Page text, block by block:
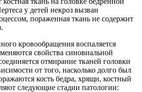
у детей некроз вызван
пораженная ткань не содержит
кровообращения воспаляется
свойства синовиальной
отмирание тканей головки
от того, насколько долго был
кость бедра, хрящи, костный
следующие стадии патологии: